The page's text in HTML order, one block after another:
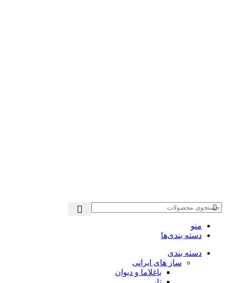
منو
دسته بندی‌ها
دسته بندی
ساز های ایرانی
باغلاما و دیوان